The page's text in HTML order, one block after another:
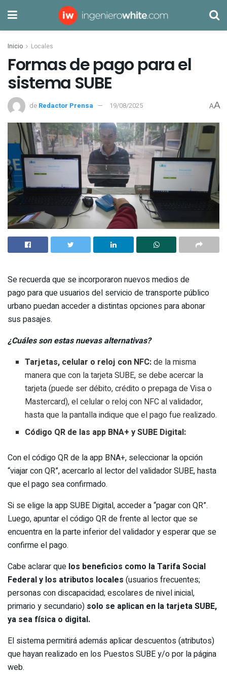
Inicio Locales
Formas de pago para el
sistema SUBE
de Redactor Prensa 19/08/2025 AA
Se recuerda que se incorporaron nuevos medios de
pago para que usuarios del servicio de transporte público
urbano puedan acceder a distintas opciones para abonar
sus pasajes.
¿Cuáles son estas nuevas alternativas?
Tarjetas, celular o reloj con NFC:de la misma
manera que con la tarjeta SUBE, se debe acercar la
tarjeta (puede ser débito, crédito o prepaga de Visa o
Mastercard), el celular o reloj con NFC al validador,
hasta que la pantalla indique que el pago fue realizado.
Código QR de las app BNA+ y SUBE Digital:
Con el código QR de la app BNA+, seleccionar la opción
“viajar con QR”, acercarlo al lector del validador SUBE, hasta
que el pago sea confirmado.
Si se elige la app SUBE Digital, acceder a “pagar con QR”.
Luego, apuntar el código QR de frente al lector que se
encuentra en la parte inferior del validador y esperar que se
confirme el pago.
Cabe aclarar que los beneficios como la Tarifa Social
Federal y los atributos locales (usuarios frecuentes;
personas con discapacidad; escolares de nivel inicial,
primario y secundario) solo se aplican en la tarjeta SUBE,
ya sea física o digital.
El sistema permitirá además aplicar descuentos (atributos)
que hayan realizado en los Puestos SUBE y/o por la página
web.